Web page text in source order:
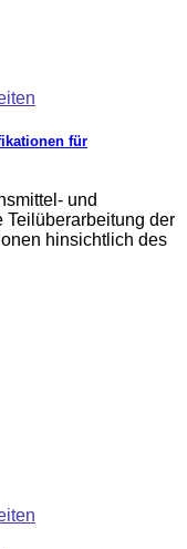
für
und
Teilüberarbeitung der
hinsichtlich des